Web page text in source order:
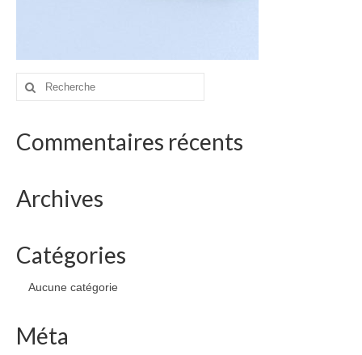
bio
contact
Rechercher
Commentaires récents
Archives
Catégories
Aucune catégorie
Méta